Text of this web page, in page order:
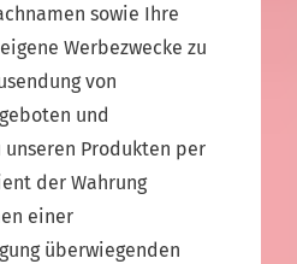
sowie Ihre
Werbezwecke zu
von
und
Produkten per
der Wahrung
einer
überwiegenden